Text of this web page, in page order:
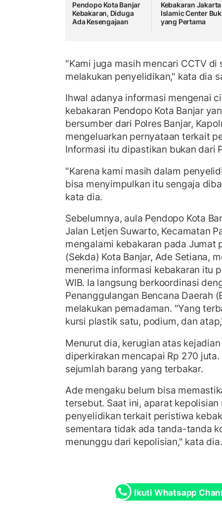
Pendopo Kota Banjar
Kebakaran, Diduga
Ada Kesengajaan
Kebakaran Jakarta
Islamic Center
yang Pertama
"Kami juga masih mencari CCTV di
melakukan penyelidikan," kata dia
Ihwal adanya informasi mengenai
kebakaran Pendopo Kota Banjar
bersumber dari Polres Banjar,
mengeluarkan pernyataan terkait
Informasi itu dipastikan bukan dari
"Karena kami masih dalam
bisa menyimpulkan itu sengaja
kata dia.
Sebelumnya, aula Pendopo Kota
Jalan Letjen Suwarto, Kecamatan
mengalami kebakaran pada Jumat
(Sekda) Kota Banjar, Ade Setiana,
menerima informasi kebakaran itu
WIB. Ia langsung berkoordinasi
Penanggulangan Bencana Daerah
melakukan pemadaman. "Yang
kursi plastik satu, podium, dan
Menurut dia, kerugian atas
diperkirakan mencapai Rp 270
sejumlah barang yang terbakar.
Ade mengaku belum bisa
tersebut. Saat ini, aparat kepolisian
penyelidikan terkait peristiwa
sementara tidak ada tanda-tanda
menunggu dari kepolisian," kata dia.
Ikuti Whatsapp